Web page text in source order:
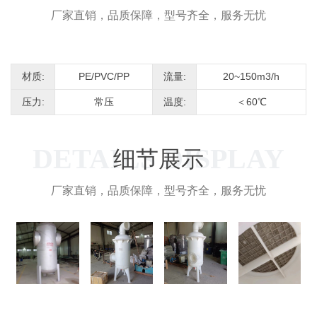
厂家直销，品质保障，型号齐全，服务无忧
材质: PE/PVC/PP 流量: 20~150m3/h
压力: 常压 温度: ＜60℃
DETAILS DISPLAY
细节展示
厂家直销，品质保障，型号齐全，服务无忧